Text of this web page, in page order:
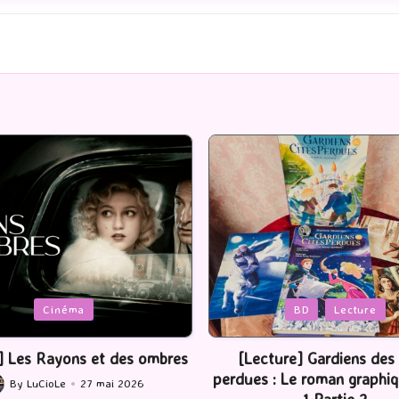
BD Lecture
Gardiens des cités
: Le roman graphique Tome
Posted
in
Serie Tv USA
[Série TV] The Madison :
By LuCioLe 22 mai